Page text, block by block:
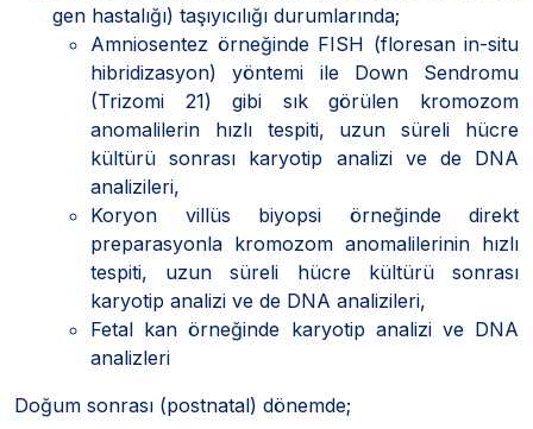
gen hastalığı) taşıyıcılığı durumlarında;
Amniosentez örneğinde FISH (floresan in-situ
hibridizasyon) yöntemi ile Down Sendromu
(Trizomi 21) gibi sık görülen kromozom
anomalilerin hızlı tespiti, uzun süreli hücre
kültürü sonrası karyotip analizi ve de DNA
analizileri,
Koryon villüs biyopsi örneğinde direkt
preparasyonla kromozom anomalilerinin hızlı
tespiti, uzun süreli hücre kültürü sonrası
karyotip analizi ve de DNA analizileri,
Fetal kan örneğinde karyotip analizi ve DNA
analizleri
Doğum sonrası (postnatal) dönemde;